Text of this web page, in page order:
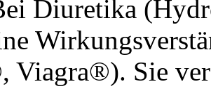
Diuretika
Viagra®). Sie